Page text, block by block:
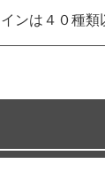
ンは４０種類